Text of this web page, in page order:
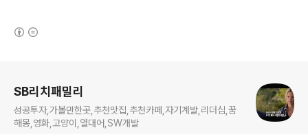
SB리치패밀리
성공투자,가볼만한곳,추천맛집,추천카페,자기계발,리더십,꿈
해몽,영화,고양이,열대어,SW개발